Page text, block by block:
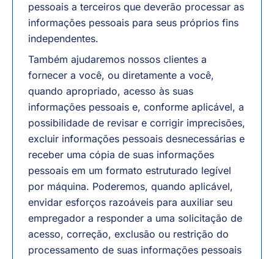
pessoais a terceiros que deverão processar as
informações pessoais para seus próprios fins
independentes.
Também ajudaremos nossos clientes a
fornecer a você, ou diretamente a você,
quando apropriado, acesso às suas
informações pessoais e, conforme aplicável, a
possibilidade de revisar e corrigir imprecisões,
excluir informações pessoais desnecessárias e
receber uma cópia de suas informações
pessoais em um formato estruturado legível
por máquina. Poderemos, quando aplicável,
envidar esforços razoáveis para auxiliar seu
empregador a responder a uma solicitação de
acesso, correção, exclusão ou restrição do
processamento de suas informações pessoais